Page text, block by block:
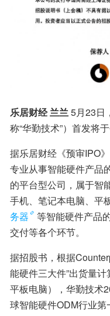
乐居财经 兰兰 5月23日
称“华勤技术”）首发将于
据乐居财经《预审IPO
专业从事智能硬件产品
的平台型公司，属于智
手机、笔记本电脑、平
务器
等智能硬件产品
交付等各个环节。
据招股书，根据
能硬件三大件”出货量
平板电脑），华勤技术
球智能硬件ODM行业第